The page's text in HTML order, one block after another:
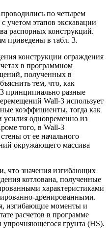
по четырем
учетом этапов экскавации
распорных конструкций.
приведены в табл. 3.
конструкции ограждения
в программном
полученных в
тем, что, как
принципиально разные
Wall-3 использует
коэффициенты, тогда как
усилия одновременно из
того, в Wall-3
от ее начального
окружающего массива
что значения изгибающих
котлована, полученные
характеристиками
дренированными.
изгибающие моменты и
расчетов в программе
упрочняющегося грунта (HS).